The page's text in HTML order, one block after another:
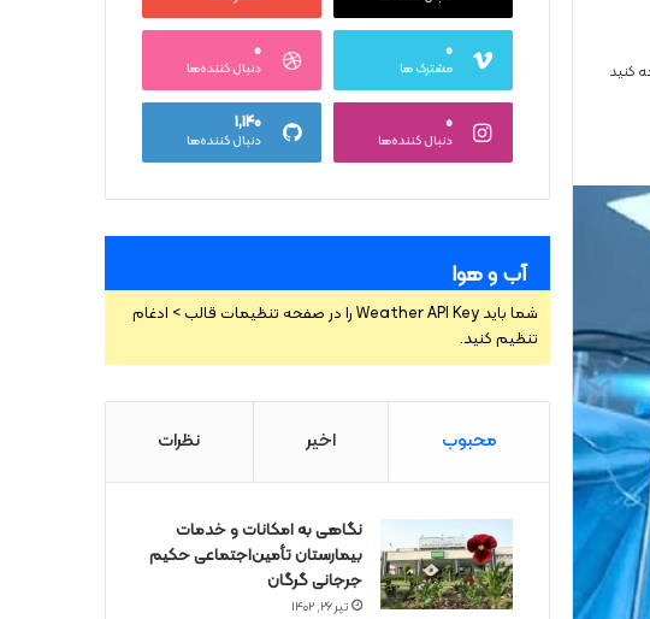
۰
مشترک ها
۰
دنبال کننده‌ها
۰
دنبال کننده‌ها
۱,۱۴۰
دنبال کننده‌ها
آب و هوا
شما باید Weather API Key را در صفحه تنظیمات قالب > ادغام
تنظیم کنید.
محبوب اخیر نظرات
نگاهی به امکانات و خدمات
بیمارستان تأمین‌اجتماعی حکیم
جرجانی گرگان
تیر ۲۶, ۱۴۰۲